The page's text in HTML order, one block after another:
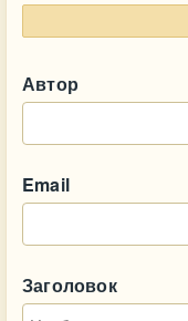
Автор
Email
Заголовок